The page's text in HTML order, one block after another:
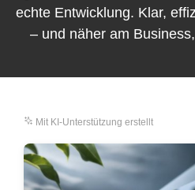
echte Entwicklung. Klar,
– und näher am
Mit KI-Unterstützung erstellt